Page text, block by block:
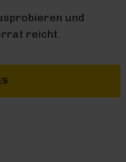
und
reicht.